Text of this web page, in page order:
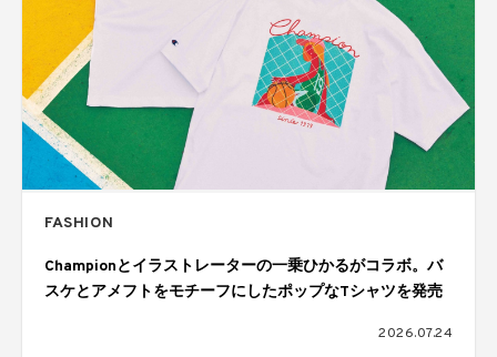
FASHION
Championとイラストレーターの一乗ひかるがコラボ。バ
スケとアメフトをモチーフにしたポップなTシャツを発売
2026.07.24